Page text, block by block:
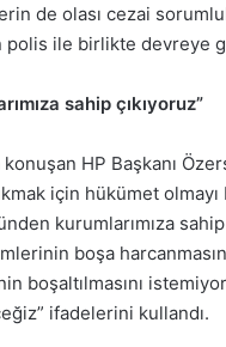
de olası cezai
polis ile birlikte devreye
sahip çıkıyoruz”
HP Başkanı
için hükümet
kurumlarımıza sahip
boşa
boşaltılmasını
ifadelerini kullandı.